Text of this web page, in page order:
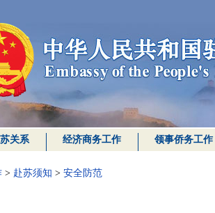
关系 经济商务工作 领事侨务工作
> 赴苏须知 > 安全防范